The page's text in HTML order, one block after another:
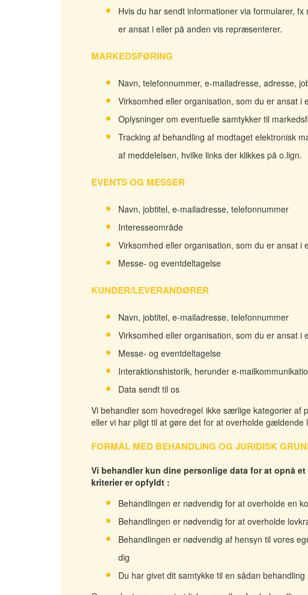
Hvis du har sendt informationer via formularer,
er ansat i eller på anden vis repræsenterer.
MARKEDSFØRING
Navn, telefonnummer, e-mailadresse, adresse,
Virksomhed eller organisation, som du er ansat
Oplysninger om eventuelle samtykker til
Tracking af behandling af modtaget elektronisk
af meddelelsen, hvilke links der klikkes på o.lign.
EVENTS OG MESSER
Navn, jobtitel, e-mailadresse, telefonnummer
Interesseområde
Virksomhed eller organisation, som du er ansat
Messe- og eventdeltagelse
KUNDER/LEVERANDØRER
Navn, jobtitel, e-mailadresse, telefonnummer
Virksomhed eller organisation, som du er ansat
Messe- og eventdeltagelse
Interaktionshistorik, herunder e-
Data sendt til os
Vi behandler som hovedregel ikke særlige kategorier af
eller vi har pligt til at gøre det for at overholde gældende
FORMÅL MED BEHANDLING OG JURIDISK
Vi behandler kun dine personlige data for at opnå
kriterier er opfyldt :
Behandlingen er nødvendig for at overholde en
Behandlingen er nødvendig for at overholde
Behandlingen er nødvendig af hensyn til vores
dig
Du har givet dit samtykke til en sådan behandling